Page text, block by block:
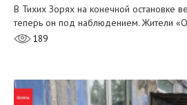
В Тихих Зорях на конечной остановке
теперь он под наблюдением. Жители
189